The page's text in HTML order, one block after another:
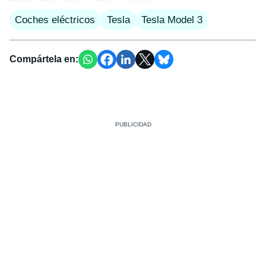
Coches eléctricos Tesla Tesla Model 3
Compártela en: